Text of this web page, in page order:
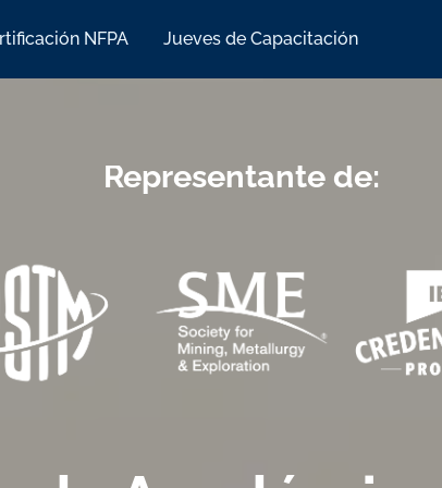
NFPA Jueves de Capacitación
Representante de: